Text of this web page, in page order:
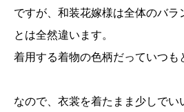
ですが、和装花嫁様は全体のバラ
とは全然違います。
着用する着物の色柄だっていつも
なので、衣裳を着たまま少しでい